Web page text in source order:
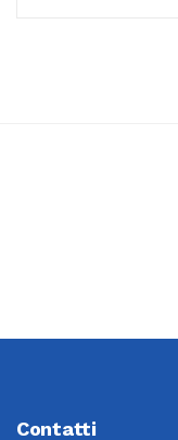
Contatti